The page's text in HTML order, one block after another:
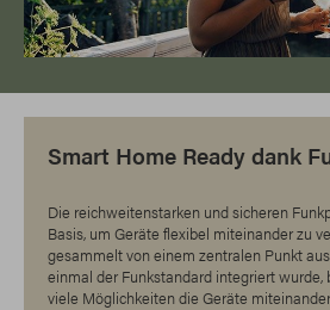
Smart Home Ready dank
Die reichweitenstarken und sicheren
Basis, um Geräte flexibel miteinander zu
gesammelt von einem zentralen Punkt
einmal der Funkstandard integriert wurde,
viele Möglichkeiten die Geräte